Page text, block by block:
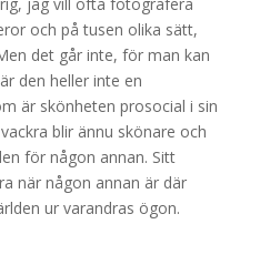
och på tusen olika sätt,
det går inte, för man kan
den heller inte en
är skönheten prosocial i sin
blir ännu skönare och
för någon annan. Sitt
när någon annan är där
ur varandras ögon.